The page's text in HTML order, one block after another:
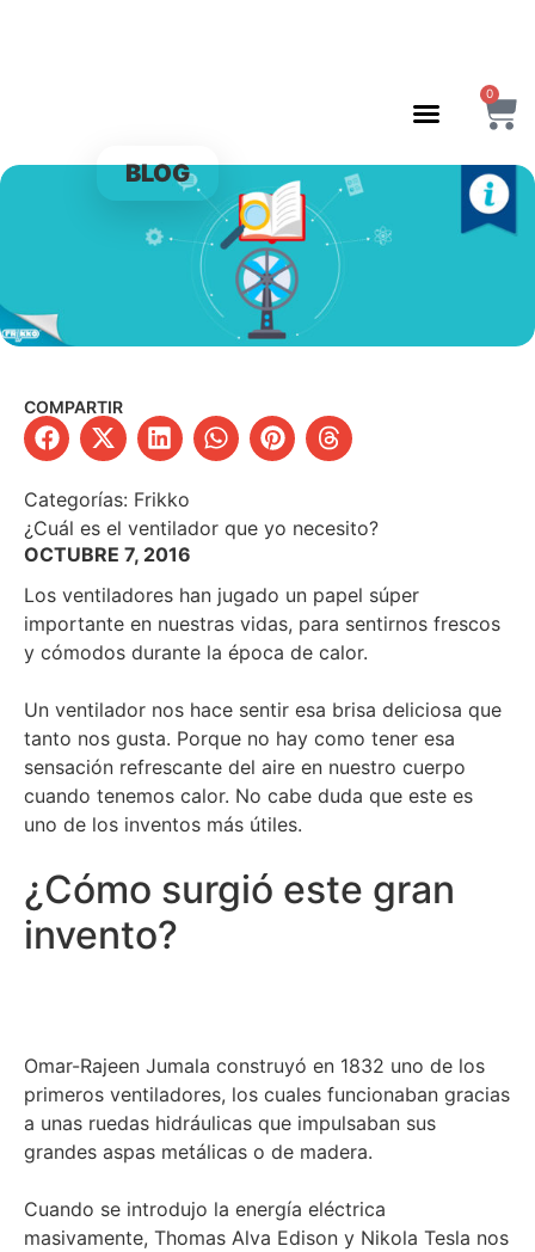
0
BLOG
COMPARTIR
Categorías: Frikko
¿Cuál es el ventilador que yo necesito?
OCTUBRE 7, 2016
Los ventiladores han jugado un papel súper
importante en nuestras vidas, para sentirnos frescos
y cómodos durante la época de calor.
Un ventilador nos hace sentir esa brisa deliciosa que
tanto nos gusta. Porque no hay como tener esa
sensación refrescante del aire en nuestro cuerpo
cuando tenemos calor. No cabe duda que este es
uno de los inventos más útiles.
¿Cómo surgió este gran
invento?
Omar-Rajeen Jumala construyó en 1832 uno de los
primeros ventiladores, los cuales funcionaban gracias
a unas ruedas hidráulicas que impulsaban sus
grandes aspas metálicas o de madera.
Cuando se introdujo la energía eléctrica
masivamente, Thomas Alva Edison y Nikola Tesla nos